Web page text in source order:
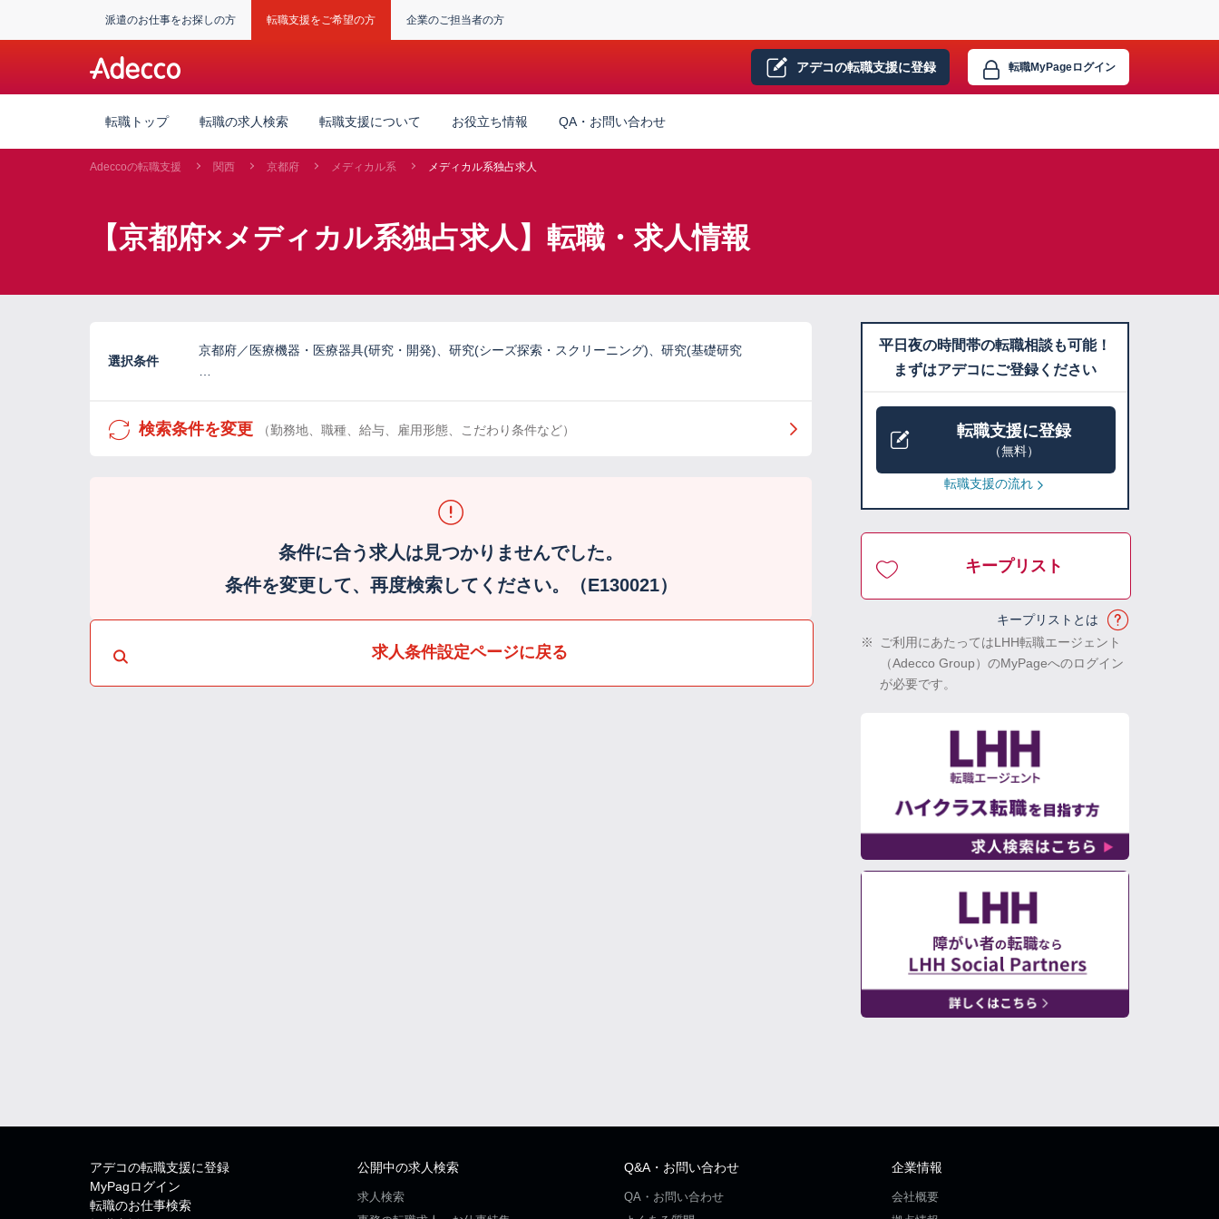
派遣のお仕事をお探しの方 転職支援をご希望の方 企業のご担当者の方
アデコの転職支援に登録 転職MyPageログイン
転職トップ 転職の求人検索 転職支援について お役立ち情報 QA・お問い合わせ
Adeccoの転職支援 関西 京都府 メディカル系 メディカル系独占求人
【京都府×メディカル系独占求人】転職・求人情報
選択条件
京都府／医療機器・医療器具(研究・開発)、研究(シーズ探索・スクリーニング)、研究(基礎研究
検索条件を変更 （勤務地、職種、給与、雇用形態、こだわり条件など）
条件に合う求人は見つかりませんでした。
条件を変更して、再度検索してください。（E130021）
求人条件設定ページに戻る
平日夜の時間帯の転職相談も可能！
まずはアデコにご登録ください
転職支援に登録
（無料）
転職支援の流れ
キープリスト
キープリストとは
※
ご利用にあたってはLHH転職エージェント
（Adecco Group）のMyPageへのログイン
が必要です。
アデコの転職支援に登録
MyPagログイン
転職のお仕事検索
公開中の求人検索
求人検索
Q&A・お問い合わせ
QA・お問い合わせ
企業情報
会社概要